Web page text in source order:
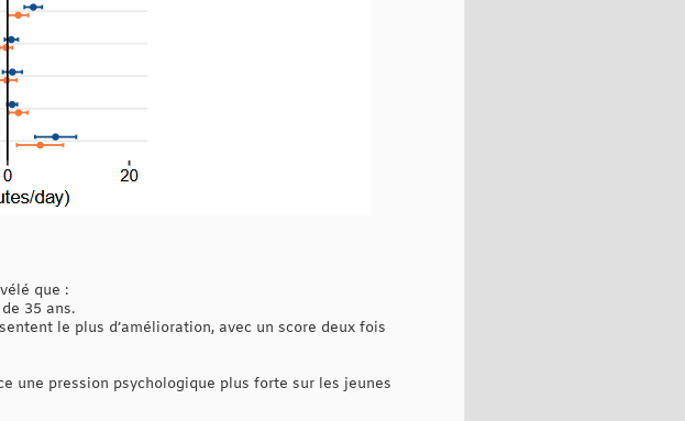
que :
35 ans.
le plus d’amélioration, avec un score deux fois
une pression psychologique plus forte sur les jeunes